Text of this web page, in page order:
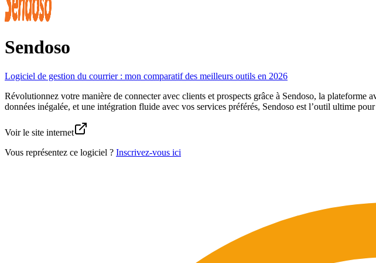
Sendoso
Logiciel de gestion du courrier : mon comparatif des meilleurs outils en 2026
Révolutionnez votre manière de connecter avec clients et prospects grâce à Sendoso, la
données inégalée, et une intégration fluide avec vos services préférés, Sendoso est l’outil ultime
Voir le site internet
Vous représentez ce logiciel ? Inscrivez-vous ici